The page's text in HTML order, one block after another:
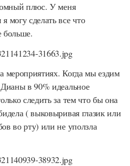
плюс. У меня
могу сделать все что
больше.
мероприятиях. Когда мы ездим
в 90% идеальное
следить за тем что бы она
( выковыривая глазик или
во рту) или не уползла